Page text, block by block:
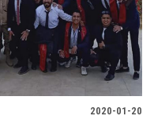
2020-01-20